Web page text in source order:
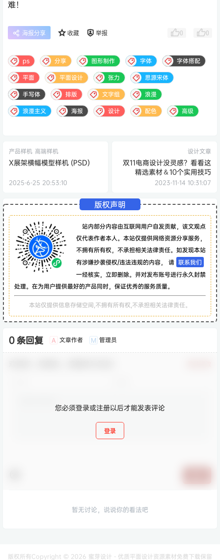
海报分享 收藏 举报 0 0
ps 分享 图形制作 字体
字体搭配
平面
平面设计 张力
思源宋体
手写体
排版 文字组
浪漫
浪漫主义
海报 设计 配色 高级
产品样机 高端样机
X展架横幅模型样机 (PSD)
2025-6-25 20:53:10
设计文章
双11电商设计没灵感？看看这
精选素材＆10个实用技巧
2023-11-14 10:31:07
版权声明
站内部分内容由互联网用户自发贡献，该文观点
仅代表作者本人。本站仅提供网络资源分享服务，
不拥有所有权，不承担相关法律责任。如发现本站
有涉嫌抄袭侵权/违法违规的内容， 请 联系我们
一经核实，立即删除。并对发布账号进行永久封禁
处理。在为用户提供最好的产品同时，保证优秀的服务质量。
本站仅提供信息存储空间,不拥有所有权,不承担相关法律责任。
0 条回复 A 文章作者 M 管理员
您必须登录或注册以后才能发表评论
登录
暂无讨论，说说你的看法吧
版权所有Copyright © 2026 蜜芽设计 - 优质平面设计资源素材免费下载保留